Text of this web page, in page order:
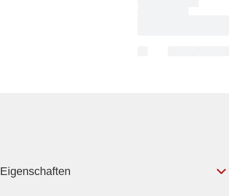
Eigenschaften